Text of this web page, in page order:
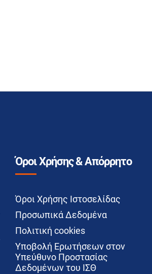
Όροι Χρήσης & Απόρρητο
Όροι Χρήσης Ιστοσελίδας
Προσωπικά Δεδομένα
Πολιτική cookies
Υποβολή Ερωτήσεων στον
Υπεύθυνο Προστασίας
Δεδομένων του ΙΣΘ